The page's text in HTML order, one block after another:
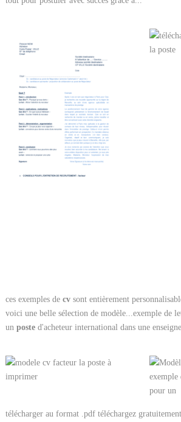
ces exemples de cvsont entièrement
voici une belle sélection de modèle...exemple de
un posted'acheteur international dans une enseigne
télécharger au format .pdf téléchargez